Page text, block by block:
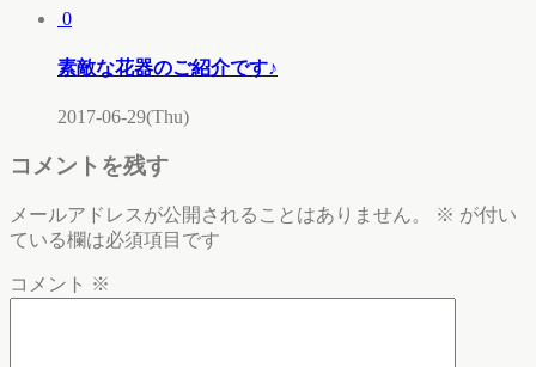
0
素敵な花器のご紹介です♪
2017-06-29(Thu)
コメントを残す
メールアドレスが公開されることはありません。 ※ が付い
ている欄は必須項目です
コメント ※